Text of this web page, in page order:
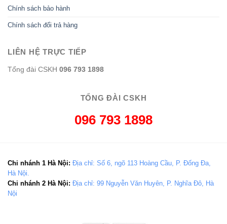
Chính sách bảo hành
Chính sách đổi trả hàng
LIÊN HỆ TRỰC TIẾP
Tổng đài CSKH 096 793 1898
TỔNG ĐÀI CSKH
096 793 1898
Chi nhánh 1 Hà Nội: Địa chỉ: Số 6, ngõ 113 Hoàng Cầu, P. Đống Đa,
Hà Nội.
Chi nhánh 2 Hà Nội: Địa chỉ: 99 Nguyễn Văn Huyên, P. Nghĩa Đô, Hà
Nội